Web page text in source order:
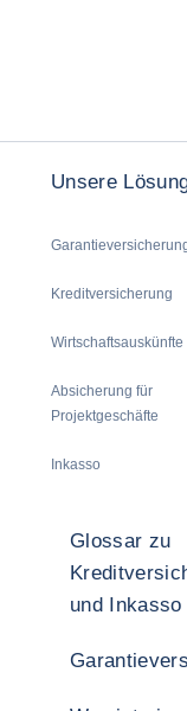
Unsere
Kreditversicherung
Wirtschaftsauskünfte
Absicherung für
Projektgeschäfte
Inkasso
Glossar zu
und Inkasso